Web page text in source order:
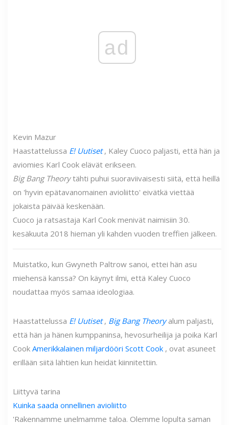
ad
Kevin Mazur
Haastattelussa E! Uutiset , Kaley Cuoco paljasti, että hän ja
aviomies Karl Cook elävät erikseen.
Big Bang Theorytähti puhui suoraviivaisesti siitä, että heillä
on 'hyvin epätavanomainen avioliitto' eivätkä viettää
jokaista päivää keskenään.
Cuoco ja ratsastaja Karl Cook menivät naimisiin 30.
kesäkuuta 2018 hieman yli kahden vuoden treffien jälkeen.
Muistatko, kun Gwyneth Paltrow sanoi, ettei hän asu
miehensä kanssa? On käynyt ilmi, että Kaley Cuoco
noudattaa myös samaa ideologiaa.
Haastattelussa E! Uutiset , Big Bang Theory alum paljasti,
että hän ja hänen kumppaninsa, hevosurheilija ja poika Karl
Cook Amerikkalainen miljardööri Scott Cook , ovat asuneet
erillään siitä lähtien kun heidät kiinnitettiin.
Liittyvä tarina
Kuinka saada onnellinen avioliitto
'Rakennamme unelmamme taloa. Olemme lopulta saman